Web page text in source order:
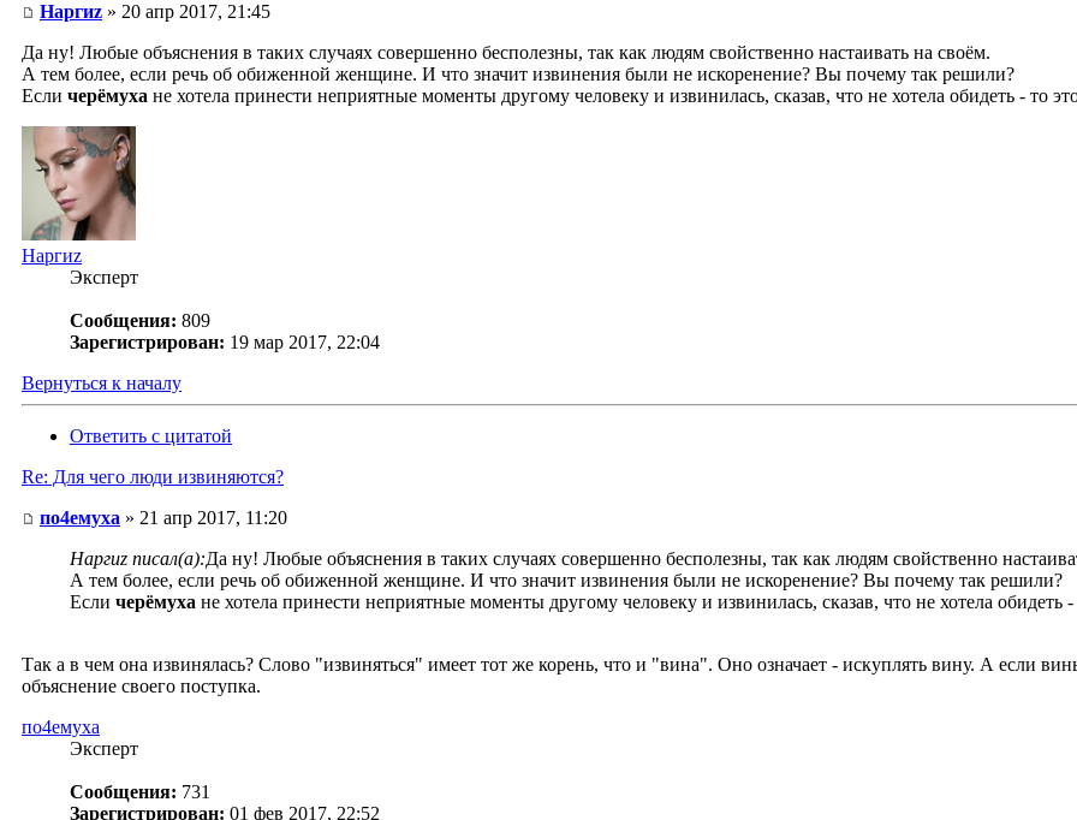
Наргиz » 20 апр 2017, 21:45
Да ну! Любые объяснения в таких случаях совершенно бесполезны, так как людям свойственно настаивать на своём.
А тем более, если речь об обиженной женщине. И что значит извинения были не искоренение? Вы почему так решили?
Если черёмуха не хотела принести неприятные моменты другому человеку и извинилась, сказав, что не хотела обидеть - то
Наргиz
Эксперт
Сообщения: 809
Зарегистрирован: 19 мар 2017, 22:04
Вернуться к началу
Ответить с цитатой
Re: Для чего люди извиняются?
по4емуха » 21 апр 2017, 11:20
Наргиz писал(а):Да ну! Любые объяснения в таких случаях совершенно бесполезны, так как людям свойственно
А тем более, если речь об обиженной женщине. И что значит извинения были не искоренение? Вы почему так решили?
Если черёмуха не хотела принести неприятные моменты другому человеку и извинилась, сказав, что не хотела обидеть -
Так а в чем она извинялась? Слово "извиняться" имеет тот же корень, что и "вина". Оно означает - искуплять вину. А если
объяснение своего поступка.
по4емуха
Эксперт
Сообщения: 731
Зарегистрирован: 01 фев 2017, 22:52